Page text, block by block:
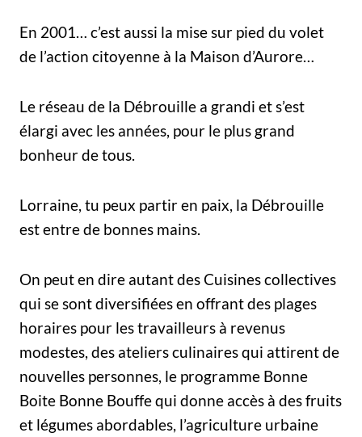
En 2001… c’est aussi la mise sur pied du volet
de l’action citoyenne à la Maison d’Aurore…
Le réseau de la Débrouille a grandi et s’est
élargi avec les années, pour le plus grand
bonheur de tous.
Lorraine, tu peux partir en paix, la Débrouille
est entre de bonnes mains.
On peut en dire autant des Cuisines collectives
qui se sont diversifiées en offrant des plages
horaires pour les travailleurs à revenus
modestes, des ateliers culinaires qui attirent de
nouvelles personnes, le programme Bonne
Boite Bonne Bouffe qui donne accès à des fruits
et légumes abordables, l’agriculture urbaine